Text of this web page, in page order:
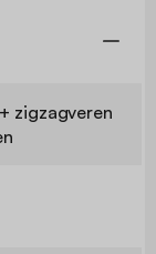
zigzagveren